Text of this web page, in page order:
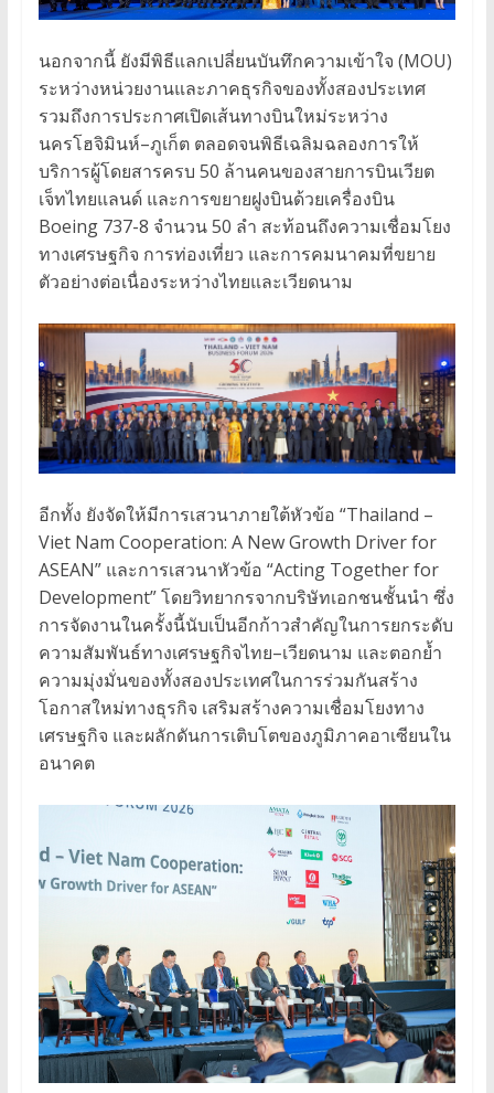
นอกจากนี้ ยังมีพิธีแลกเปลี่ยนบันทึกความเข้าใจ (MOU)
ระหว่างหน่วยงานและภาคธุรกิจของทั้งสองประเทศ
รวมถึงการประกาศเปิดเส้นทางบินใหม่ระหว่าง
นครโฮจิมินห์–ภูเก็ต ตลอดจนพิธีเฉลิมฉลองการให้
บริการผู้โดยสารครบ 50 ล้านคนของสายการบินเวียต
เจ็ทไทยแลนด์ และการขยายฝูงบินด้วยเครื่องบิน
Boeing 737-8 จำนวน 50 ลำ สะท้อนถึงความเชื่อมโยง
ทางเศรษฐกิจ การท่องเที่ยว และการคมนาคมที่ขยาย
ตัวอย่างต่อเนื่องระหว่างไทยและเวียดนาม
อีกทั้ง ยังจัดให้มีการเสวนาภายใต้หัวข้อ “Thailand –
Viet Nam Cooperation: A New Growth Driver for
ASEAN” และการเสวนาหัวข้อ “Acting Together for
Development” โดยวิทยากรจากบริษัทเอกชนชั้นนำ ซึ่ง
การจัดงานในครั้งนี้นับเป็นอีกก้าวสำคัญในการยกระดับ
ความสัมพันธ์ทางเศรษฐกิจไทย–เวียดนาม และตอกย้ำ
ความมุ่งมั่นของทั้งสองประเทศในการร่วมกันสร้าง
โอกาสใหม่ทางธุรกิจ เสริมสร้างความเชื่อมโยงทาง
เศรษฐกิจ และผลักดันการเติบโตของภูมิภาคอาเซียนใน
อนาคต